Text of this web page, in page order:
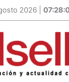
2026 |